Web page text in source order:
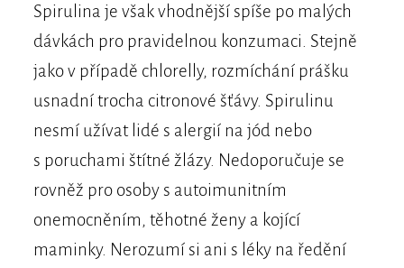
Spirulina je však vhodnější spíše po malých
dávkách pro pravidelnou konzumaci. Stejně
jako v případě chlorelly, rozmíchání prášku
usnadní trocha citronové šťávy. Spirulinu
nesmí užívat lidé s alergií na jód nebo
s poruchami štítné žlázy. Nedoporučuje se
rovněž pro osoby s autoimunitním
onemocněním, těhotné ženy a kojící
maminky. Nerozumí si ani s léky na ředění